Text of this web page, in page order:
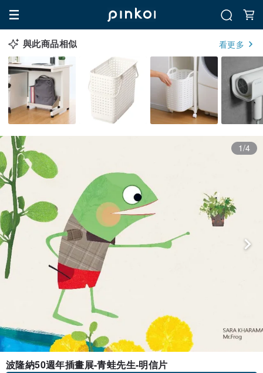
與此商品相似 看更多
1/4
波隆納50週年插畫展-青蛙先生-明信片